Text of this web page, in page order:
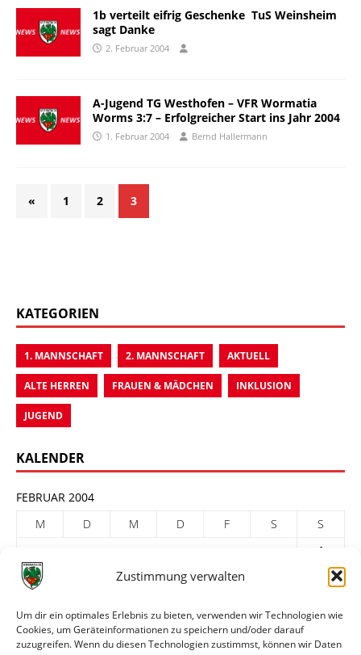
Zustimmung verwalten
Um dir ein optimales Erlebnis zu bieten, verwenden wir Technologien wie
Cookies, um Geräteinformationen zu speichern und/oder darauf
zuzugreifen. Wenn du diesen Technologien zustimmst, können wir Daten
1b verteilt eifrig Geschenke  TuS Weinsheim
sagt Danke
2. Februar 2004
A-Jugend TG Westhofen – VFR Wormatia
Worms 3:7 – Erfolgreicher Start ins Jahr 2004
1. Februar 2004 Bernd Hallermann
« 1 2 3
KATEGORIEN
1. MANNSCHAFT 2. MANNSCHAFT AKTUELL
ALTE HERREN FRAUEN & MÄDCHEN INKLUSION
JUGEND
KALENDER
FEBRUAR 2004
M
D M D F S
S
1
2
4 5 6
16
17 18 19 20 21